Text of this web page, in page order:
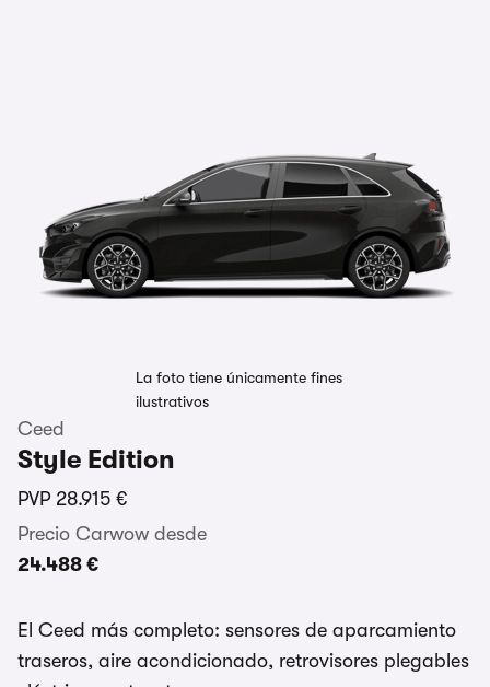
La foto tiene únicamente fines
ilustrativos
Ceed
Style Edition
PVP 28.915 €
Precio Carwow desde
24.488 €
El Ceed más completo: sensores de aparcamiento
traseros, aire acondicionado, retrovisores plegables